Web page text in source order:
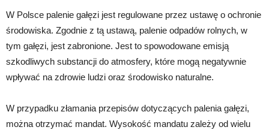
W Polsce palenie gałęzi jest regulowane przez ustawę o ochronie
środowiska. Zgodnie z tą ustawą, palenie odpadów rolnych, w
tym gałęzi, jest zabronione. Jest to spowodowane emisją
szkodliwych substancji do atmosfery, które mogą negatywnie
wpływać na zdrowie ludzi oraz środowisko naturalne.
W przypadku złamania przepisów dotyczących palenia gałęzi,
można otrzymać mandat. Wysokość mandatu zależy od wielu